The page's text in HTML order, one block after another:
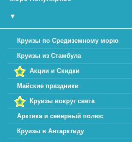
▼
Круизы по Средиземному морю
Круизы из Стамбула
Акции и Скидки
Майские праздники
Круизы вокруг света
Арктика и северный полюс
Круизы в Антарктиду